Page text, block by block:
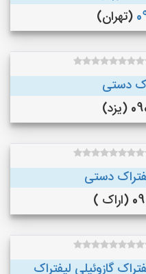
(تهران)
دستی
دستی
)
گازوئیلی لیفتراک